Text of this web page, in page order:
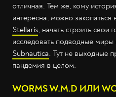
отличная. Тем же, кому
интересна, можно
Stellaris, начать строить свои
исследовать подводные миры
Subnautica. Тут не выходные
пандемия в целом.
WORMS W.M.D ИЛИ